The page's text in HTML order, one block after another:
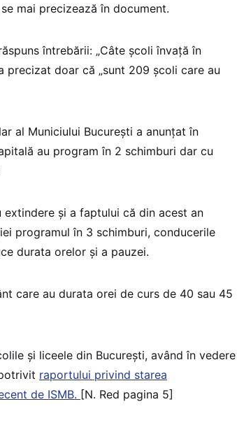
mai precizează în document.
întrebării: „Câte școli învață în
precizat doar că „sunt 209 școli care au
al Municiului București a anunțat în
au program în 2 schimburi dar cu
și a faptului că din acest an
programul în 3 schimburi, conducerile
durata orelor și a pauzei.
care au durata orei de curs de 40 sau 45
și liceele din București, având în vedere
raportului privind starea
de ISMB. [N. Red pagina 5]